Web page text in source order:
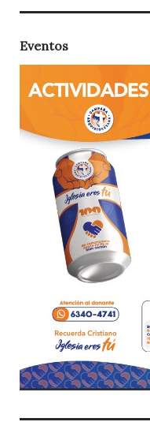
Eventos